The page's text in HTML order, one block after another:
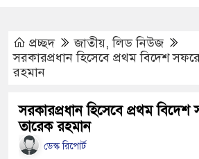
ধর্ষণের অভিযোগে পরিচালক শাকিল নূরানী
ইরান যুদ্ধে বাংলাদেশের ক্ষতি প্রায় ৪ বিলিয়ন ডলার:
খাস কামরা ভাঙচুরের অভিযোগ বিএনপি
প্রচ্ছদ জাতীয়,লিড নিউজ
সরকারপ্রধান হিসেবে প্রথম বিদেশ
রহমান
সরকারপ্রধান হিসেবে প্রথম বিদেশ
তারেক রহমান
ডেস্ক রিপোর্ট